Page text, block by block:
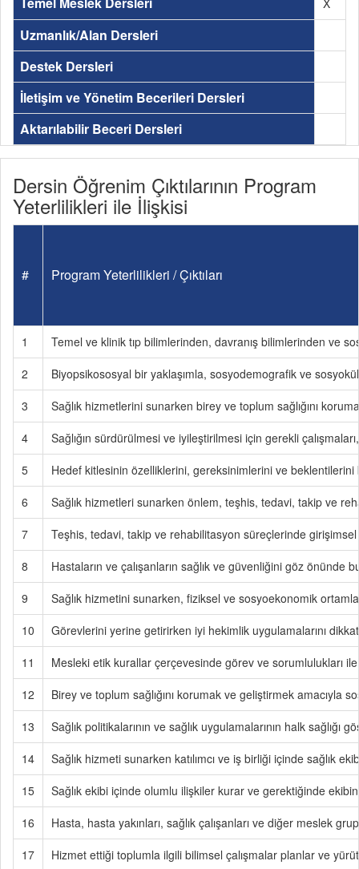
X
Uzmanlık/Alan Dersleri
Destek Dersleri
İletişim ve Yönetim Becerileri Dersleri
Aktarılabilir Beceri Dersleri
Dersin Öğrenim Çıktılarının Program
Yeterlilikleri ile İlişkisi
# Program Yeterlilikleri / Çıktıları
1
Temel ve klinik tıp bilimlerinden, davranış bilimlerinden ve
2
Biyopsikososyal bir yaklaşımla, sosyodemografik ve
3
Sağlık hizmetlerini sunarken birey ve toplum sağlığını
4
Sağlığın sürdürülmesi ve iyileştirilmesi için gerekli
5
Hedef kitlesinin özelliklerini, gereksinimlerini ve beklentilerini
6
Sağlık hizmetleri sunarken önlem, teşhis, tedavi, takip ve
7
Teşhis, tedavi, takip ve rehabilitasyon süreçlerinde
8
Hastaların ve çalışanların sağlık ve güvenliğini göz önünde
9
Sağlık hizmetini sunarken, fiziksel ve sosyoekonomik
10
Görevlerini yerine getirirken iyi hekimlik uygulamalarını
11
Mesleki etik kurallar çerçevesinde görev ve sorumlulukları
12
Birey ve toplum sağlığını korumak ve geliştirmek
13
Sağlık politikalarının ve sağlık uygulamalarının halk
14
Sağlık hizmeti sunarken katılımcı ve iş birliği içinde sağlık
15
Sağlık ekibi içinde olumlu ilişkiler kurar ve gerektiğinde
16
Hasta, hasta yakınları, sağlık çalışanları ve diğer meslek
17
Hizmet ettiği toplumla ilgili bilimsel çalışmalar planlar ve